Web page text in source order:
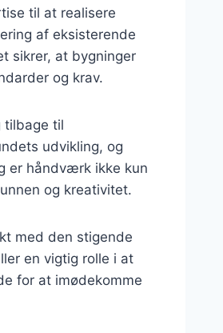
til at realisere
af eksisterende
sikrer, at bygninger
og krav.
tilbage til
udvikling, og
er håndværk ikke kun
og kreativitet.
med den stigende
en vigtig rolle i at
for at imødekomme